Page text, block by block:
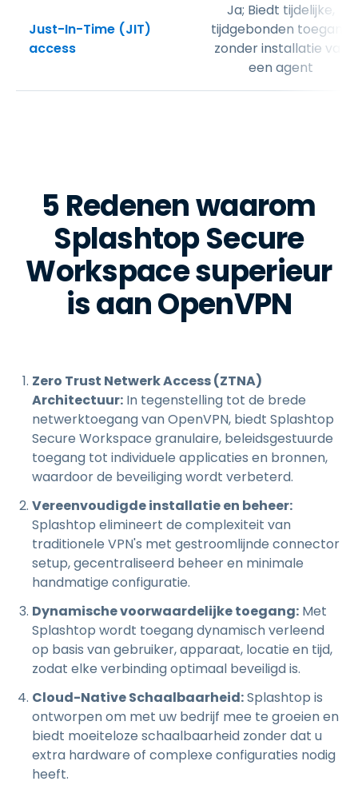
Just-In-Time (JIT)
access
Ja; Biedt tijdelijke,
tijdgebonden toegang
zonder installatie van
een agent
5 Redenen waarom
Splashtop Secure
Workspace superieur
is aan OpenVPN
Zero Trust Netwerk Access (ZTNA)
Architectuur: In tegenstelling tot de brede
netwerktoegang van OpenVPN, biedt Splashtop
Secure Workspace granulaire, beleidsgestuurde
toegang tot individuele applicaties en bronnen,
waardoor de beveiliging wordt verbeterd.
Vereenvoudigde installatie en beheer:
Splashtop elimineert de complexiteit van
traditionele VPN's met gestroomlijnde connector
setup, gecentraliseerd beheer en minimale
handmatige configuratie.
Dynamische voorwaardelijke toegang: Met
Splashtop wordt toegang dynamisch verleend
op basis van gebruiker, apparaat, locatie en tijd,
zodat elke verbinding optimaal beveiligd is.
Cloud-Native Schaalbaarheid:Splashtop is
ontworpen om met uw bedrijf mee te groeien en
biedt moeiteloze schaalbaarheid zonder dat u
extra hardware of complexe configuraties nodig
heeft.